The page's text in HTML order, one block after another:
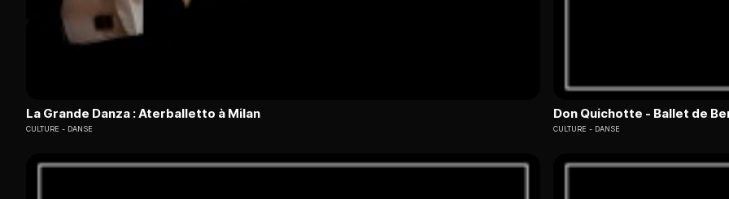
La Grande Danza : Aterballetto à Milan
CULTURE DANSE
Don Quichotte - Ballet de
CULTURE DANSE